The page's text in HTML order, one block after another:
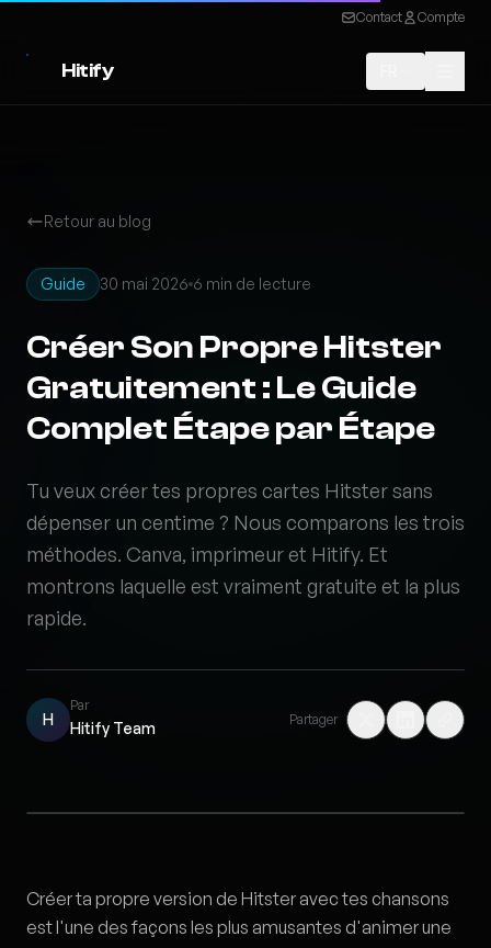
Contact Compte
Hitify
Retour au blog
Guide 30 mai 2026 6 min de lecture
Créer Son Propre Hitster
Gratuitement : Le Guide
Complet Étape par Étape
Tu veux créer tes propres cartes Hitster sans
dépenser un centime ? Nous comparons les trois
méthodes. Canva, imprimeur et Hitify. Et
montrons laquelle est vraiment gratuite et la plus
rapide.
H
Par
Hitify Team Partager
Créer ta propre version de Hitster avec tes chansons
est l'une des façons les plus amusantes d'animer une